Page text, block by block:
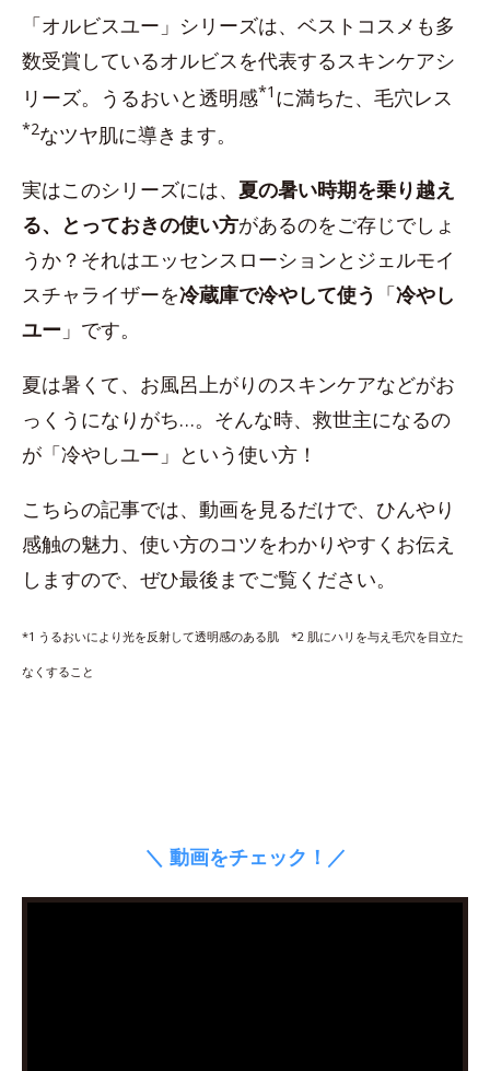
「オルビスユー」シリーズは、ベストコスメも多
数受賞しているオルビスを代表するスキンケアシ
リーズ。うるおいと透明感*1 に満ちた、毛穴レス
*2なツヤ肌に導きます。
実はこのシリーズには、 夏の暑い時期を乗り越え
る、とっておきの使い方があるのをご存じでしょ
うか？それはエッセンスローションとジェルモイ
スチャライザーを冷蔵庫で冷やして使う 「冷やし
ユー 」です。
夏は暑くて、お風呂上がりのスキンケアなどがお
っくうになりがち…。そんな時、救世主になるの
が「冷やしユー」という使い方！
こちらの記事では、動画を見るだけで、ひんやり
感触の魅力、使い方のコツをわかりやすくお伝え
しますので、ぜひ最後までご覧ください。
*1 うるおいにより光を反射して透明感のある肌 *2 肌にハリを与え毛穴を目立た
なくすること
＼ 動画をチェック！／